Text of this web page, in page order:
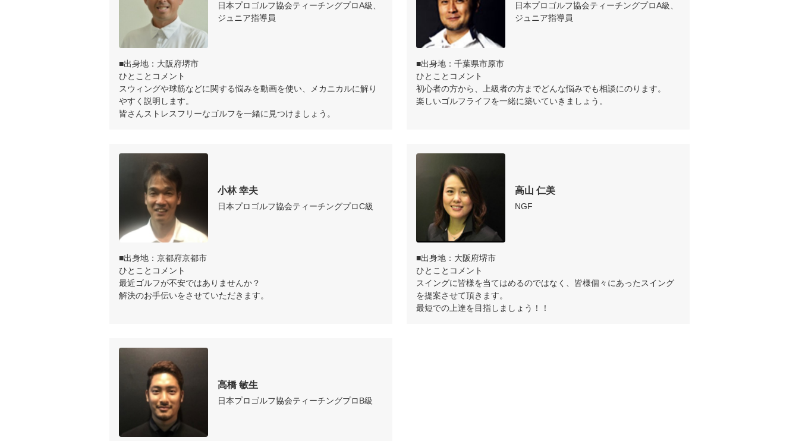
日本プロゴルフ協会ティーチングプロA級、
ジュニア指導員
■出身地：大阪府堺市
ひとことコメント
スウィングや球筋などに関する悩みを動画を使い、メカニカルに解り
やすく説明します。
皆さんストレスフリーなゴルフを一緒に見つけましょう。
日本プロゴルフ協会ティーチングプロA級、
ジュニア指導員
■出身地：千葉県市原市
ひとことコメント
初心者の方から、上級者の方までどんな悩みでも相談にのります。
楽しいゴルフライフを一緒に築いていきましょう。
小林 幸夫
日本プロゴルフ協会ティーチングプロC級
■出身地：京都府京都市
ひとことコメント
最近ゴルフが不安ではありませんか？
解決のお手伝いをさせていただきます。
高山 仁美
NGF
■出身地：大阪府堺市
ひとことコメント
スイングに皆様を当てはめるのではなく、皆様個々にあったスイング
を提案させて頂きます。
最短での上達を目指しましょう！！
高橋 敏生
日本プロゴルフ協会ティーチングプロB級